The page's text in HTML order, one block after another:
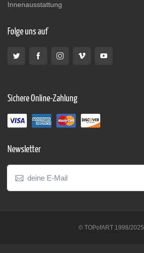
Innenausstattung
Folge uns auf
Sichere Online-Zahlung
Newsletter
© TOPofART 1998/2025